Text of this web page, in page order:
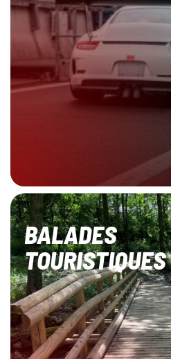
BALADES
TOURISTIQUES